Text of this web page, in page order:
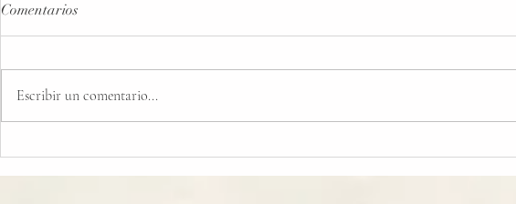
Comentarios
Escribir un comentario...